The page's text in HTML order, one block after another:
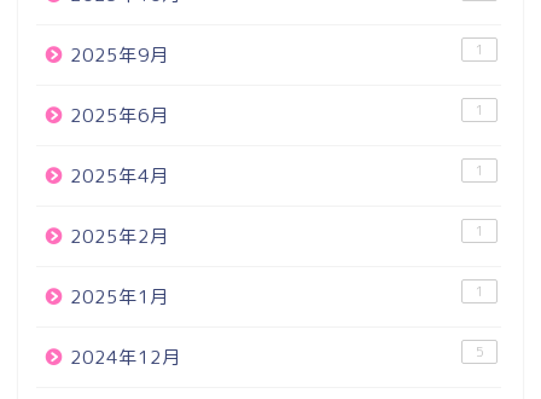
2025年9月 1
2025年6月 1
2025年4月 1
2025年2月 1
2025年1月 1
2024年12月 5